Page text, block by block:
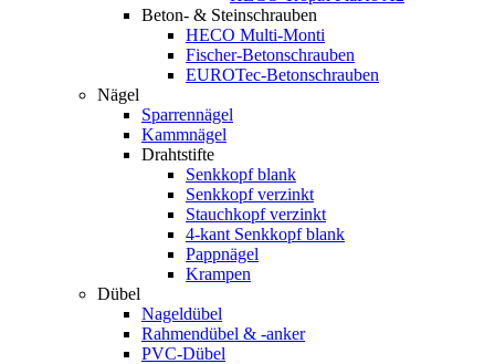
Beton- & Steinschrauben
HECO Multi-Monti
Fischer-Betonschrauben
EUROTec-Betonschrauben
Nägel
Sparrennägel
Kammnägel
Drahtstifte
Senkkopf blank
Senkkopf verzinkt
Stauchkopf verzinkt
4-kant Senkkopf blank
Pappnägel
Krampen
Dübel
Nageldübel
Rahmendübel & -anker
PVC-Dübel